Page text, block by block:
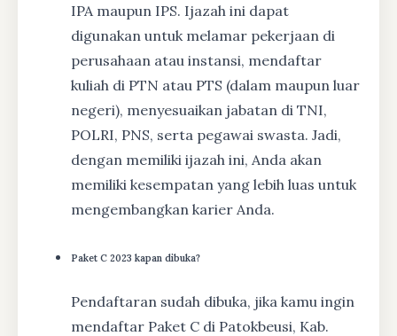
IPA maupun IPS. Ijazah ini dapat
digunakan untuk melamar pekerjaan di
perusahaan atau instansi, mendaftar
kuliah di PTN atau PTS (dalam maupun luar
negeri), menyesuaikan jabatan di TNI,
POLRI, PNS, serta pegawai swasta. Jadi,
dengan memiliki ijazah ini, Anda akan
memiliki kesempatan yang lebih luas untuk
mengembangkan karier Anda.
Paket C 2023 kapan dibuka?
Pendaftaran sudah dibuka, jika kamu ingin
mendaftar Paket C di Patokbeusi, Kab.